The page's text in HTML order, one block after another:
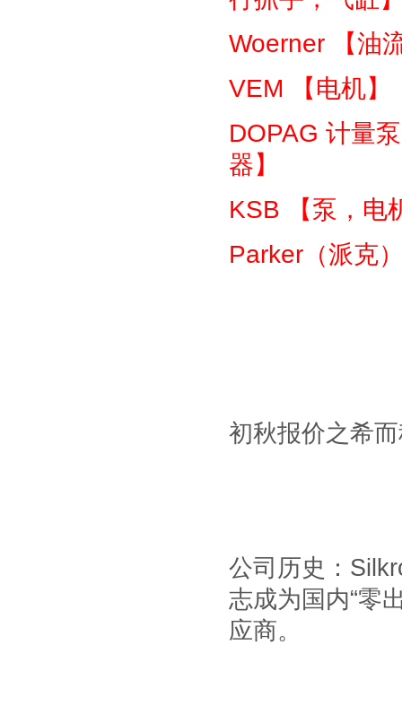
Woerner
【油
VEM
【电机】
DOPAG 计量
器】
KSB
【泵，电
Parker （派克
初秋报价之希
公司历史：
志成为国内“零
应商。